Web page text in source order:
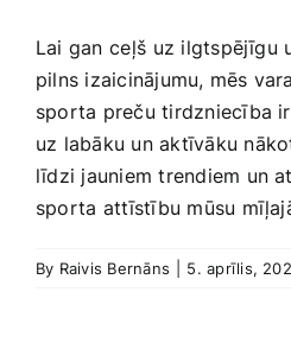
Lai gan⁣ ceļš ⁢uz ilgtspējīgu
pilns izaicinājumu, mēs
sporta preču tirdzniecība
uz‍ labāku un aktīvāku
‌līdzi jauniem trendiem un
sporta ⁢attīstību mūsu
By Raivis Bernāns 5. aprīlis,